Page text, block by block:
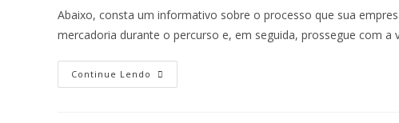
Abaixo, consta um informativo sobre o processo que sua
mercadoria durante o percurso e, em seguida, prossegue com a
Continue Lendo